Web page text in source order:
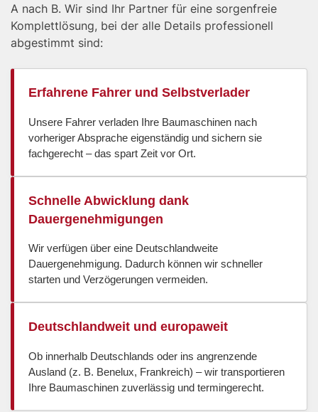
A nach B. Wir sind Ihr Partner für eine sorgenfreie
Komplettlösung, bei der alle Details professionell
abgestimmt sind:
Erfahrene Fahrer und Selbstverlader
Unsere Fahrer verladen Ihre Baumaschinen nach
vorheriger Absprache eigenständig und sichern sie
fachgerecht – das spart Zeit vor Ort.
Schnelle Abwicklung dank
Dauergenehmigungen
Wir verfügen über eine Deutschlandweite
Dauergenehmigung. Dadurch können wir schneller
starten und Verzögerungen vermeiden.
Deutschlandweit und europaweit
Ob innerhalb Deutschlands oder ins angrenzende
Ausland (z. B. Benelux, Frankreich) – wir transportieren
Ihre Baumaschinen zuverlässig und termingerecht.